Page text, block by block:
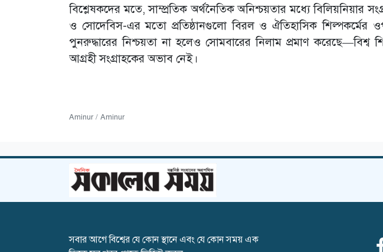
বিশ্লেষকদের মতে, সাম্প্রতিক অর্থনৈতিক অনিশ্চয়তার মধ্যে বিলিয়নিয়ার
ও সোদেবিস-এর মতো প্রতিষ্ঠানগুলো বিরল ও ঐতিহাসিক শিল্পকর্মের
পুনরুদ্ধারের নিশ্চয়তা না হলেও সোমবারের নিলাম প্রমাণ করেছে—বিশ্ব
আগ্রহী সংগ্রাহকের অভাব নেই।
Aminur / Aminur
সবার আগে বিশ্বের যে কোন স্থানে এবং যে কোন সময় এক